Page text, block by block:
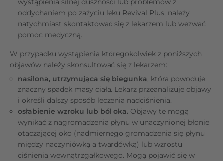
wystąpienia silnej duszności lub problemów z
oddychaniem po zażyciu leku Revival Plus, należy
natychmiast skontaktować się z lekarzem lub wezwać
pomoc medyczną.
W przypadku wystąpienia któregokolwiek z poniższych
objawów należy skonsultować się z lekarzem:
nasilona, utrzymująca się biegunka, która powoduje
znaczny spadek masy ciała. Lekarz przeanalizuje objawy
i określi dalszy sposób leczenia nadciśnienia.
osłabienie wzroku lub ból oka. Objawy te mogą
wynikać z nagromadzenia płynu w unaczynionej błonie
otaczającej oko (nadmiernego gromadzenia się płynu
między naczyniówką a twardówką) lub wzrostu
ciśnienia wewnątrzgałkowego. Mogą pojawić się w